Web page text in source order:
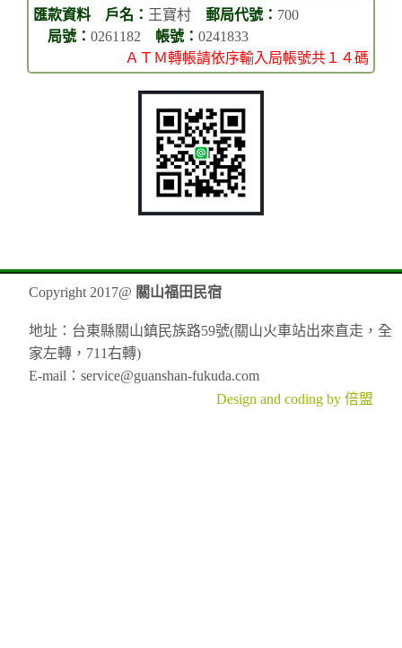
匯款資料 戶名： 王寶村 郵局代號： 700
局號： 0261182 帳號： 0241833
ＡＴＭ轉帳請依序輸入局帳號共１４碼
Copyright 2017@ 關山福田民宿
地址：台東縣關山鎮民族路59號(關山火車站出來直走，全
家左轉，711右轉)
E-mail：service@guanshan-fukuda.com
Design and coding by 倍盟